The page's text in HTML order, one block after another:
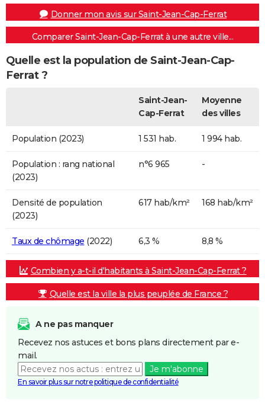
Donner mon avis sur Saint-Jean-Cap-Ferrat
Comparer Saint-Jean-Cap-Ferrat à une autre ville...
Quelle est la population de Saint-Jean-Cap-
Ferrat ?
Saint-Jean-
Cap-Ferrat
Moyenne
des villes
Population (2023) 1 531 hab. 1 994 hab.
Population : rang national
(2023)
n°6 965 -
Densité de population
(2023)
617 hab/km² 168 hab/km²
Taux de chômage (2022) 6,3 % 8,8 %
Combien y a-t-il d'habitants à Saint-Jean-Cap-Ferrat ?
Quelle est la ville la plus peuplée de France ?
A ne pas manquer
Recevez nos astuces et bons plans directement par e-
mail.
Je m'abonne
En savoir plus sur notre politique de confidentialité